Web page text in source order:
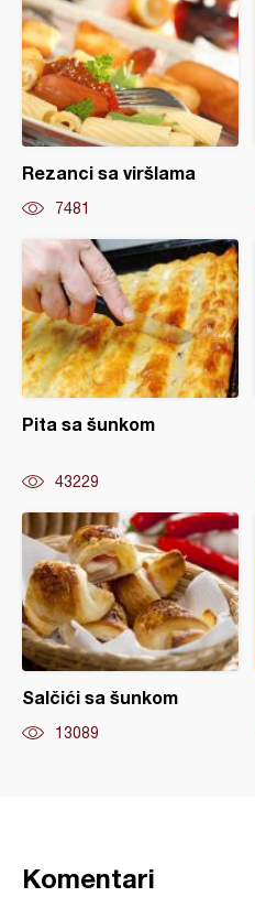
Rezanci sa viršlama
7481
Pita sa šunkom
43229
Salčići sa šunkom
13089
Komentari